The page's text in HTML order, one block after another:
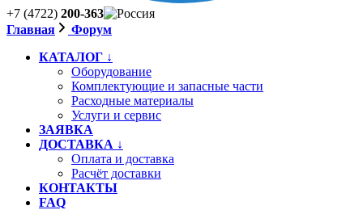
+7 (4722) 200-363
Главная
Форум
КАТАЛОГ ↓
Оборудование
Комплектующие и запасные части
Расходные материалы
Услуги и сервис
ЗАЯВКА
ДОСТАВКА ↓
Оплата и доставка
Расчёт доставки
КОНТАКТЫ
FAQ